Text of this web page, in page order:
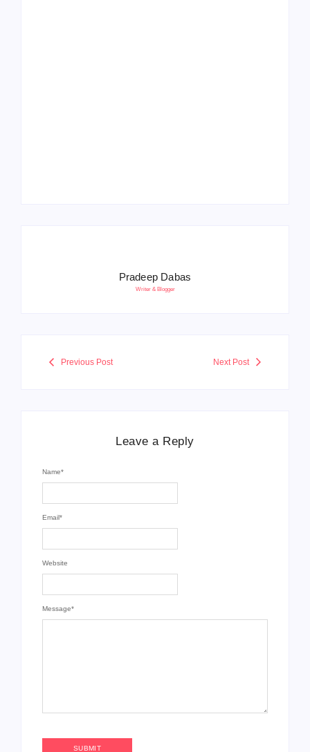
Pradeep Dabas
Writer & Blogger
Previous Post Next Post
Leave a Reply
Message*
Name*
Email*
Website